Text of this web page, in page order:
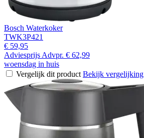
Bosch Waterkoker
TWK3P421
€ 59,95
Adviesprijs Advpr. € 62,99
woensdag in huis
Vergelijk dit product Bekijk vergelijking